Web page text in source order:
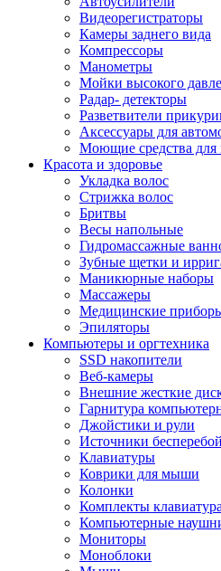
Видеорегистраторы
Камеры заднего вида
Компрессоры
Манометры
Мойки высокого
Радар- детекторы
Разветвители
Аксессуары для
Моющие средства для
Красота и здоровье
Укладка волос
Стрижка волос
Бритвы
Весы напольные
Гидромассажные
Зубные щетки и
Маникюрные наборы
Массажеры
Медицинские
Эпиляторы
Компьютеры и оргтехника
SSD накопители
Веб-камеры
Внешние жесткие
Гарнитура
Джойстики и рули
Источники
Клавиатуры
Коврики для мыши
Колонки
Комплекты
Компьютерные
Мониторы
Моноблоки